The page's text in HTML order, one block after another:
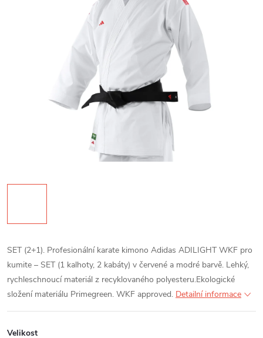
SET (2+1). Profesionální karate kimono Adidas ADILIGHT WKF pro
kumite – SET (1 kalhoty, 2 kabáty) v červené a modré barvě. Lehký,
rychleschnoucí materiál z recyklovaného polyesteru.Ekologické
složení materiálu Primegreen. WKF approved. Detailní informace
Velikost